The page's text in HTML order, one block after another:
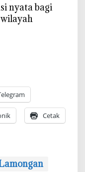
nyata bagi
Cetak